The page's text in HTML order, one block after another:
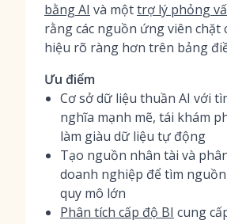
bằng AI và mộttrợ lý phỏng
rằng các nguồn ứng viên chặt
hiệu rõ ràng hơn trên bảng
Ưu điểm
Cơ sở dữ liệu thuần AI với
nghĩa mạnh mẽ, tái khám
làm giàu dữ liệu tự động
Tạo nguồn nhân tài và
doanh nghiệp để tìm
quy mô lớn
Phân tích cấp độ BI cung